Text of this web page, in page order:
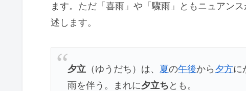
ます。ただ「喜雨」や「驟雨」ともニュアン
述します。
夕立 （ゆうだち）は、 夏の午後から夕方に
雨を伴う。まれに夕立ちとも。